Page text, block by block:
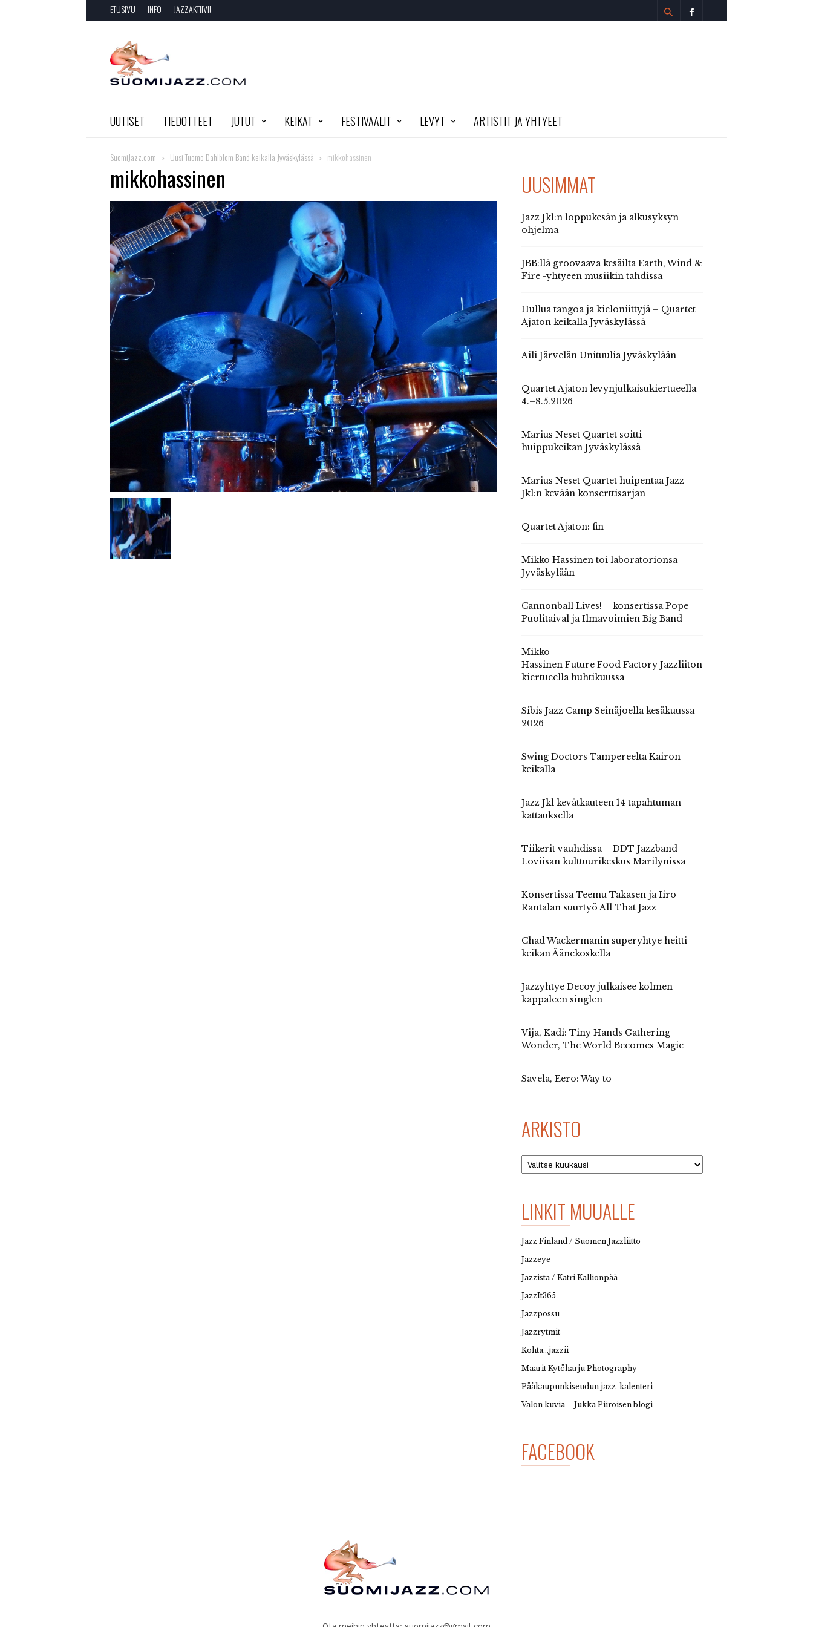
ETUSIVU INFO JAZZAKTIIVI!
SuomiJazz.com
UUTISET TIEDOTTEET JUTUT KEIKAT FESTIVAALIT LEVYT ARTISTIT JA YHTYEET
SuomiJazz.com Uusi Tuomo Dahlblom Band keikalla Jyväskylässä mikkohassinen
mikkohassinen UUSIMMAT
Jazz Jkl:n loppukesän ja alkusyksyn
ohjelma
JBB:llä groovaava kesäilta Earth, Wind &
Fire -yhtyeen musiikin tahdissa
Hullua tangoa ja kieloniittyjä – Quartet
Ajaton keikalla Jyväskylässä
Aili Järvelän Unituulia Jyväskylään
Quartet Ajaton levynjulkaisukiertueella
4.–8.5.2026
Marius Neset Quartet soitti
huippukeikan Jyväskylässä
Marius Neset Quartet huipentaa Jazz
Jkl:n kevään konserttisarjan
Quartet Ajaton: fin
Mikko Hassinen toi laboratorionsa
Jyväskylään
Cannonball Lives! – konsertissa Pope
Puolitaival ja Ilmavoimien Big Band
Mikko
Hassinen Future Food Factory Jazzliiton
kiertueella huhtikuussa
Sibis Jazz Camp Seinäjoella kesäkuussa
2026
Swing Doctors Tampereelta Kairon
keikalla
Jazz Jkl kevätkauteen 14 tapahtuman
kattauksella
Tiikerit vauhdissa – DDT Jazzband
Loviisan kulttuurikeskus Marilynissa
Konsertissa Teemu Takasen ja Iiro
Rantalan suurtyö All That Jazz
Chad Wackermanin superyhtye heitti
keikan Äänekoskella
Jazzyhtye Decoy julkaisee kolmen
kappaleen singlen
Vija, Kadi: Tiny Hands Gathering
Wonder, The World Becomes Magic
Savela, Eero: Way to
ARKISTO
Arkisto
LINKIT MUUALLE
Jazz Finland / Suomen Jazzliitto
Jazzeye
Jazzista / Katri Kallionpää
JazzIt365
Jazzpossu
Jazzrytmit
Kohta…jazzii
Maarit Kytöharju Photography
Pääkaupunkiseudun jazz-kalenteri
Valon kuvia – Jukka Piiroisen blogi
FACEBOOK